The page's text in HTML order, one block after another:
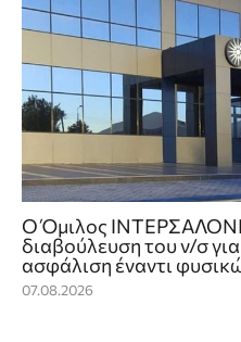
Ο Όμιλος
διαβούλευση του ν/σ
ασφάλιση έναντι
07.08.2026